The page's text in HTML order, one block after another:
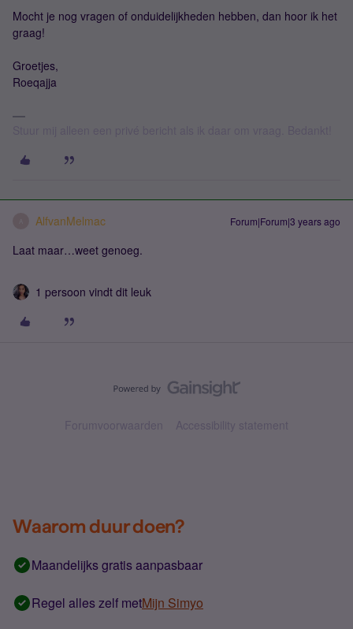
Mocht je nog vragen of onduidelijkheden hebben, dan hoor ik het
graag!
Groetjes,
Roeqajja
AlfvanMelmac Forum|Forum|3 years ago
Laat maar…weet genoeg.
1 persoon vindt dit leuk
Forumvoorwaarden Accessibility statement
Waarom duur doen?
Maandelijks gratis aanpasbaar
Regel alles zelf metMijn Simyo